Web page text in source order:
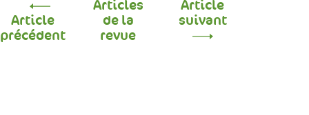
Article
précédent
Articles
de la
revue
Article
suivant